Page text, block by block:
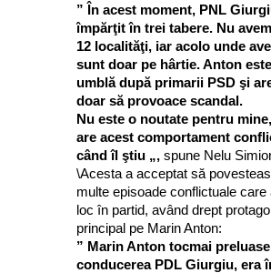
” În acest moment, PNL
împărţit în trei tabere. Nu
12 localităţi, iar acolo unde
sunt doar pe hârtie. Anton
umblă după primarii PSD şi
doar să provoace scandal.
Nu este o noutate pentru
are acest comportament
când îl ştiu „, spune Nelu
\Acesta a acceptat să
multe episoade conflictuale care
loc în partid, având drept
principal pe Marin Anton:
” Marin Anton tocmai preluase
conducerea PDL Giurgiu, era